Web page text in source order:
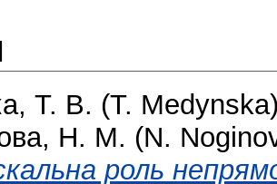
Т. В. (T.
Н. М. (N.
роль